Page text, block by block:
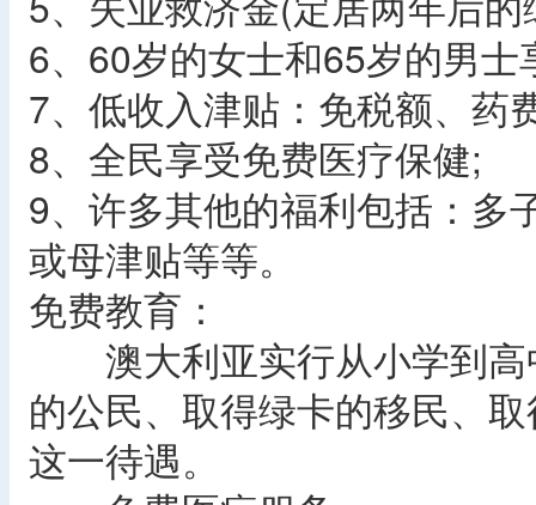
6、60岁的女士和65岁的男士
7、低收入津贴：免税额、药
8、全民享受免费医疗保健;
9、许多其他的福利包括：多
或母津贴等等。
免费教育：
澳大利亚实行从小学到高
的公民、取得绿卡的移民、
这一待遇。